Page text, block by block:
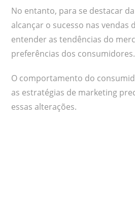
No entanto, para se destacar
alcançar o sucesso nas vendas
entender as tendências do
preferências dos consumidores.
O comportamento do
as estratégias de marketing
essas alterações.